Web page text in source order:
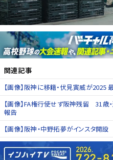
関連記事
【画像】阪神に移籍・伏見寅威が2025
【画像】FA権行使せず阪神残留 31歳
報告
【画像】阪神・中野拓夢がインスタ開